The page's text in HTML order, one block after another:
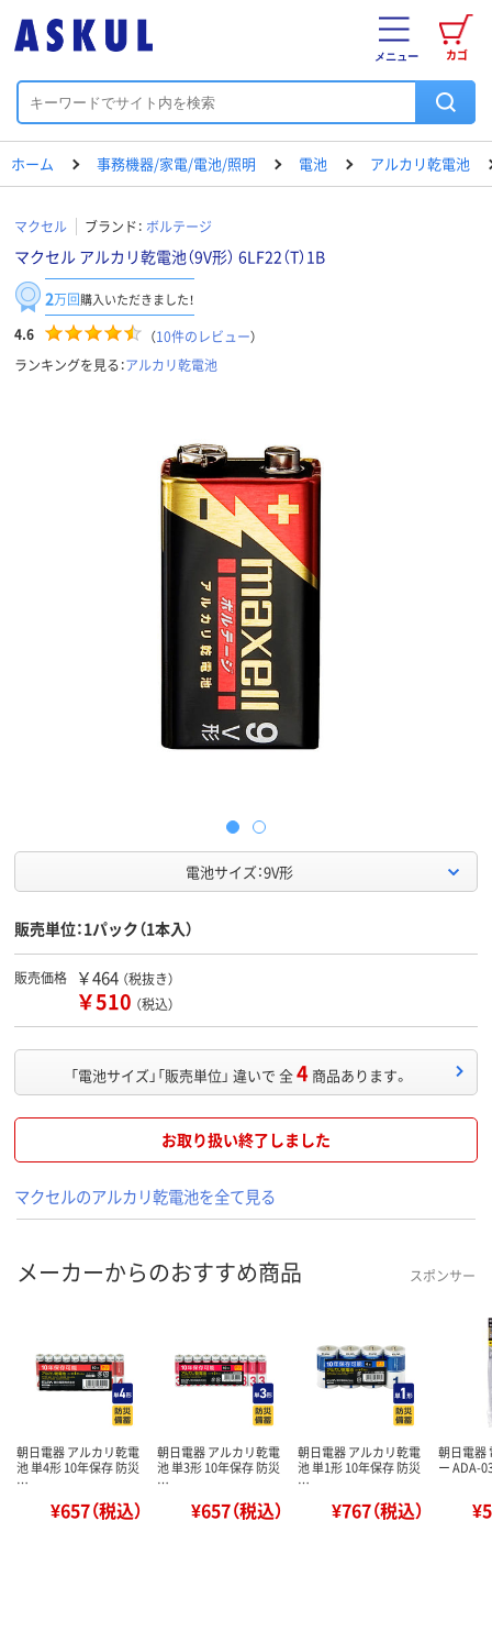
カゴ
メニュー
ホーム 事務機器/家電/電池/照明 電池 アルカリ乾電池
マクセル ブランド： ボルテージ
マクセル アルカリ乾電池（9V形） 6LF22（T）1B
2万回購入いただきました！
4.6 （10件のレビュー）
ランキングを見る：アルカリ乾電池
電池サイズ：9V形
販売単位：1パック（1本入）
販売価格 ￥464 （税抜き）
￥510 （税込）
「電池サイズ」「販売単位」 違いで 全4 商品あります。
お取り扱い終了しました
マクセルのアルカリ乾電池を全て見る
メーカーからのおすすめ商品 スポンサー
朝日電器 アルカリ乾電
池 単4形 10年保存 防災
…
¥657（税込）
朝日電器 アルカリ乾電
池 単3形 10年保存 防災
…
¥657（税込）
朝日電器 アルカリ乾電
池 単1形 10年保存 防災
…
¥767（税込）
朝日電器
ー ADA-